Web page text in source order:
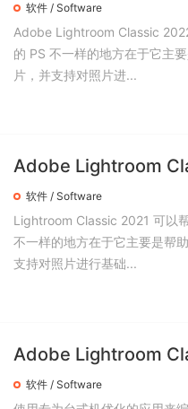
软件 / Software
Adobe Lightroom Classic
的 PS 不一样的地方在于它主
片，并支持对照片进...
Adobe Lightroom
软件 / Software
Lightroom Classic 2021 可以
不一样的地方在于它主要是帮
支持对照片进行基础...
Adobe Lightroom
crack
软件 / Software